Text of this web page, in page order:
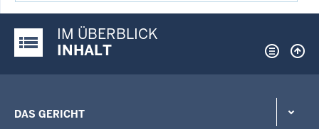
Justiz-Portal im Überblick:
IM ÜBERBLICK
INHALT
DAS GERICHT